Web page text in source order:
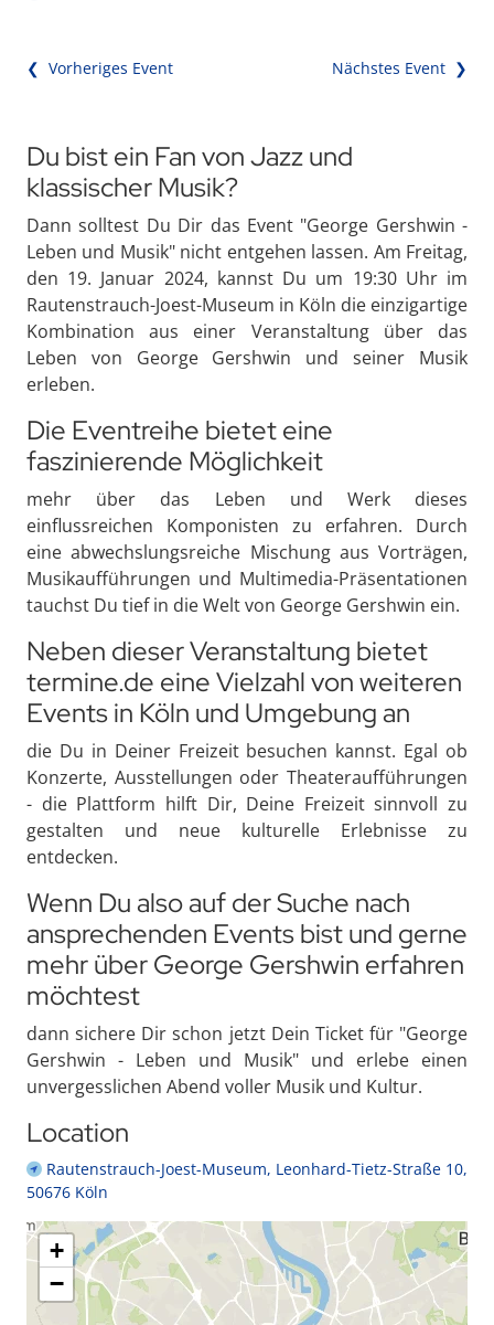
❮ Vorheriges Event Nächstes Event ❯
Du bist ein Fan von Jazz und
klassischer Musik?
Dann solltest Du Dir das Event "George Gershwin -
Leben und Musik" nicht entgehen lassen. Am Freitag,
den 19. Januar 2024, kannst Du um 19:30 Uhr im
Rautenstrauch-Joest-Museum in Köln die einzigartige
Kombination aus einer Veranstaltung über das
Leben von George Gershwin und seiner Musik
erleben.
Die Eventreihe bietet eine
faszinierende Möglichkeit
mehr über das Leben und Werk dieses
einflussreichen Komponisten zu erfahren. Durch
eine abwechslungsreiche Mischung aus Vorträgen,
Musikaufführungen und Multimedia-Präsentationen
tauchst Du tief in die Welt von George Gershwin ein.
Neben dieser Veranstaltung bietet
termine.de eine Vielzahl von weiteren
Events in Köln und Umgebung an
die Du in Deiner Freizeit besuchen kannst. Egal ob
Konzerte, Ausstellungen oder Theateraufführungen
- die Plattform hilft Dir, Deine Freizeit sinnvoll zu
gestalten und neue kulturelle Erlebnisse zu
entdecken.
Wenn Du also auf der Suche nach
ansprechenden Events bist und gerne
mehr über George Gershwin erfahren
möchtest
dann sichere Dir schon jetzt Dein Ticket für "George
Gershwin - Leben und Musik" und erlebe einen
unvergesslichen Abend voller Musik und Kultur.
Location
Rautenstrauch-Joest-Museum, Leonhard-Tietz-Straße 10,
50676 Köln
+
−